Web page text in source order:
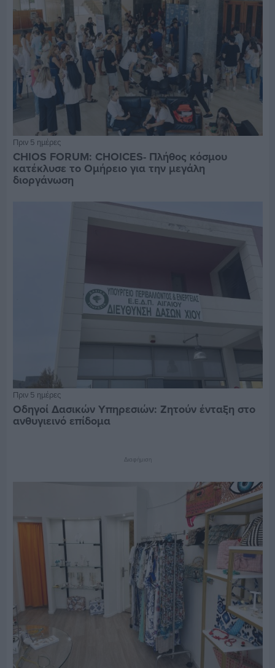
Πριν 5 ημέρες
CHIOS FORUM: CHOICES- Πλήθος κόσμου
κατέκλυσε το Ομήρειο για την μεγάλη
διοργάνωση
Πριν 5 ημέρες
Οδηγοί Δασικών Υπηρεσιών: Ζητούν ένταξη στο
ανθυγιεινό επίδομα
Διαφήμιση